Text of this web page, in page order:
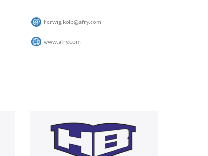
herwig.kolb@afry.com
www.afry.com